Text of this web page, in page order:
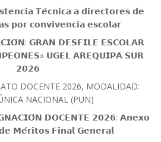
𝗧𝗲́𝗰𝗻𝗶𝗰𝗮 𝗮 𝗱𝗶𝗿𝗲𝗰𝘁𝗼𝗿𝗲𝘀 𝗱𝗲
𝗽𝗼𝗿 𝗰𝗼𝗻𝘃𝗶𝘃𝗲𝗻𝗰𝗶𝗮 𝗲𝘀𝗰𝗼𝗹𝗮𝗿
𝗚𝗥𝗔𝗡 𝗗𝗘𝗦𝗙𝗜𝗟𝗘 𝗘𝗦𝗖𝗢𝗟𝗔𝗥
𝗨𝗚𝗘𝗟 𝗔𝗥𝗘𝗤𝗨𝗜𝗣𝗔 𝗦𝗨𝗥
𝟮𝟬𝟮𝟲
DOCENTE 2026, MODALIDAD:
NACIONAL (PUN)
𝗗𝗢𝗖𝗘𝗡𝗧𝗘 𝟮𝟬𝟮𝟲: 𝗔𝗻𝗲𝘅𝗼
𝗠𝗲́𝗿𝗶𝘁𝗼𝘀 𝗙𝗶𝗻𝗮𝗹 𝗚𝗲𝗻𝗲𝗿𝗮𝗹